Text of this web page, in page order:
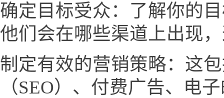
确定目标受众：了解你的
他们会在哪些渠道上出现
制定有效的营销策略：这
（SEO）、付费广告、电